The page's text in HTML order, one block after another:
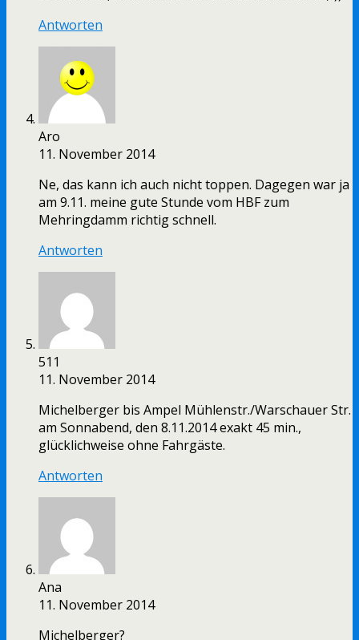
Antworten
Aro
11. November 2014
Ne, das kann ich auch nicht toppen. Dagegen war ja
am 9.11. meine gute Stunde vom HBF zum
Mehringdamm richtig schnell.
Antworten
511
11. November 2014
Michelberger bis Ampel Mühlenstr./Warschauer Str.
am Sonnabend, den 8.11.2014 exakt 45 min.,
glücklichweise ohne Fahrgäste.
Antworten
Ana
11. November 2014
Michelberger?